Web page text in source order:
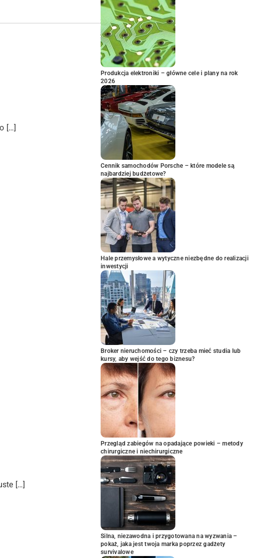
[…]
[…]
Produkcja elektroniki – główne cele i plany na rok
2026
Cennik samochodów Porsche – które modele są
najbardziej budżetowe?
Hale przemysłowe a wytyczne niezbędne do realizacji
inwestycji
Broker nieruchomości – czy trzeba mieć studia lub
kursy, aby wejść do tego biznesu?
Przegląd zabiegów na opadające powieki – metody
chirurgiczne i niechirurgiczne
Silna, niezawodna i przygotowana na wyzwania –
pokaż, jaka jest twoja marka poprzez gadżety
survivalowe